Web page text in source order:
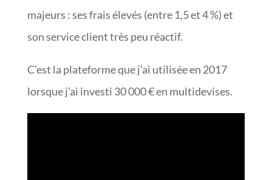
majeurs : ses frais élevés (entre 1,5 et 4 %) et
son service client très peu réactif.
C’est la plateforme que j’ai utilisée en 2017
lorsque j’ai investi 30 000 € en multidevises.